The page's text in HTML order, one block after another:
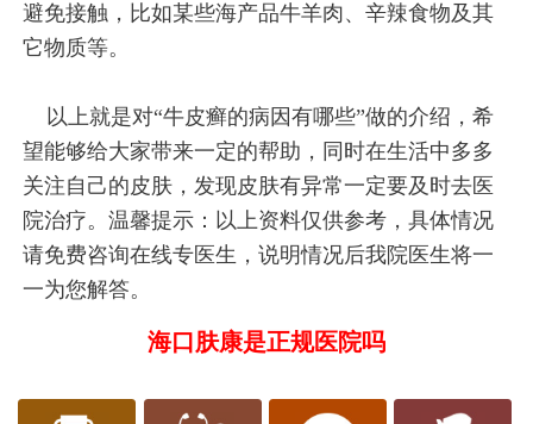
避免接触，比如某些海产品牛羊肉、辛辣食物及其
它物质等。
以上就是对“牛皮癣的病因有哪些”做的介绍，希
望能够给大家带来一定的帮助，同时在生活中多多
关注自己的皮肤，发现皮肤有异常一定要及时去医
院治疗。温馨提示：以上资料仅供参考，具体情况
请免费咨询在线专医生，说明情况后我院医生将一
一为您解答。
海口肤康是正规医院吗